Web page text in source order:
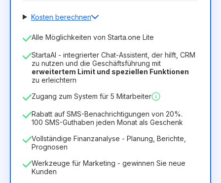
Kosten berechnen
Anzahl der Mitarbeiter
Dauer der Lizenz
12 Months(Rabatt -25%) Vorteilhaft
8.99€ 6.29€ /Monat
Alle Möglichkeiten von Starta.one Lite
StartaAI - integrierter Chat-Assistent, der hilft, CRM
zu nutzen und die Geschäftsführung mit
erweitertem Limit und speziellen Funktionen
zu erleichtern
Zugang zum System für 5 Mitarbeiter
Rabatt auf SMS-Benachrichtigungen von 20%.
100 SMS-Guthaben jeden Monat als Geschenk
Vollständige Finanzanalyse - Planung, Berichte,
Prognosen
Werkzeuge für Marketing - gewinnen Sie neue
Kunden